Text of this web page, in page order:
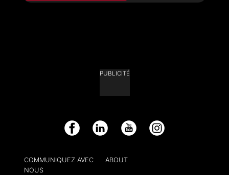
PUBLICITÉ
Facebook LinkedIn YouTube Instagram
COMMUNIQUEZ AVEC
NOUS
ABOUT